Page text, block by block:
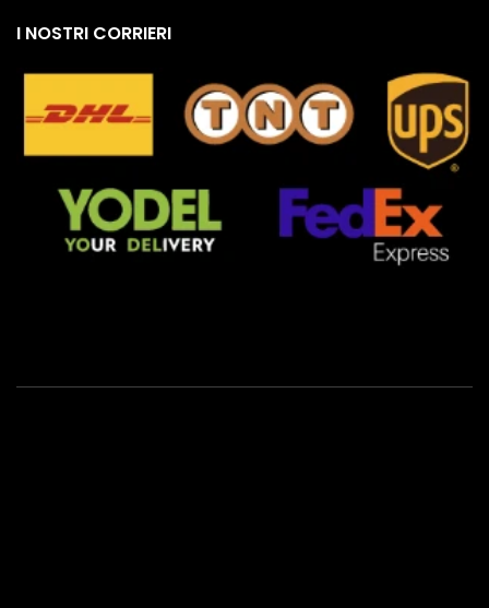
I NOSTRI CORRIERI